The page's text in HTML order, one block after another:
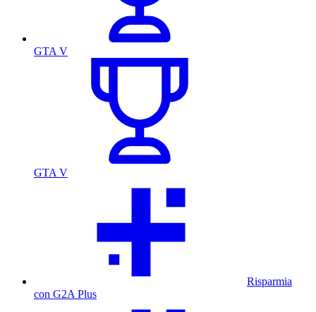
GTA V
GTA V
Risparmia
con G2A Plus